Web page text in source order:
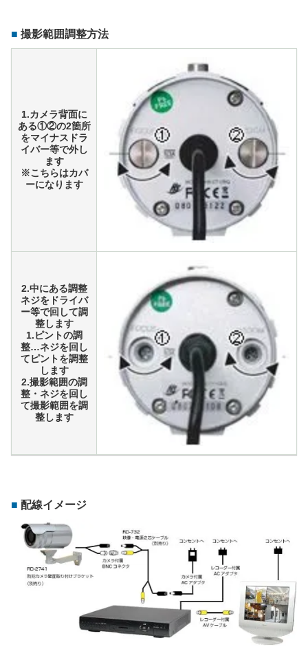
撮影範囲調整方法
1.カメラ背面に
ある①②の2箇所
をマイナスドラ
イバー等で外し
ます
※こちらはカバ
ーになります
2.中にある調整
ネジをドライバ
ー等で回して調
整します
1.ピントの調
整…ネジを回し
てピントを調整
します
2.撮影範囲の調
整・ネジを回し
て撮影範囲を調
整します
配線イメージ